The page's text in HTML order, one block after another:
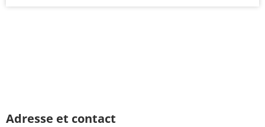
Adresse et contact